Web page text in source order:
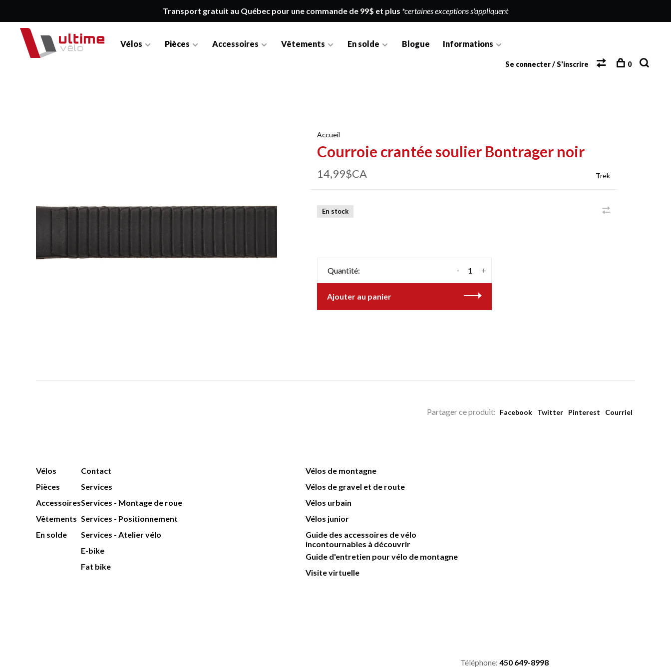
Transport gratuit au Québec pour une commande de 99$ et plus *certaines exceptions s'appliquent
Vélos Pièces Accessoires Vêtements En solde Blogue Informations
Se connecter / S'inscrire 0
Accueil
Courroie crantée soulier Bontrager noir
14,99$CA Trek
En stock
Quantité: +
-
Ajouter au panier
Partager ce produit: Facebook Twitter Pinterest Courriel
Vélos
Pièces
Accessoires
Vêtements
En solde
Contact
Services
Services - Montage de roue
Services - Positionnement
Services - Atelier vélo
E-bike
Fat bike
Vélos de montagne
Vélos de gravel et de route
Vélos urbain
Vélos junior
Guide des accessoires de vélo
incontournables à découvrir
Guide d'entretien pour vélo de montagne
Visite virtuelle
Téléphone: 450 649-8998